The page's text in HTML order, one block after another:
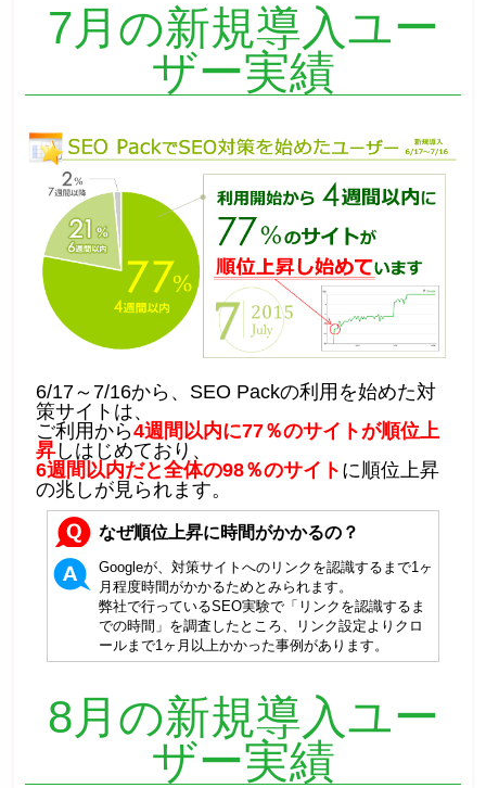
7月の新規導入ユー
ザー実績
6/17～7/16から、SEO Packの利用を始めた対
策サイトは、
ご利用から4週間以内に77％のサイトが順位上
昇 しはじめており、
6週間以内だと全体の98％のサイト に順位上昇
の兆しが見られます。
なぜ順位上昇に時間がかかるの？
Googleが、対策サイトへのリンクを認識するまで1ヶ
月程度時間がかかるためとみられます。
弊社で行っているSEO実験で「リンクを認識するま
での時間」を調査したところ、リンク設定よりクロ
ールまで1ヶ月以上かかった事例があります。
8月の新規導入ユー
ザー実績